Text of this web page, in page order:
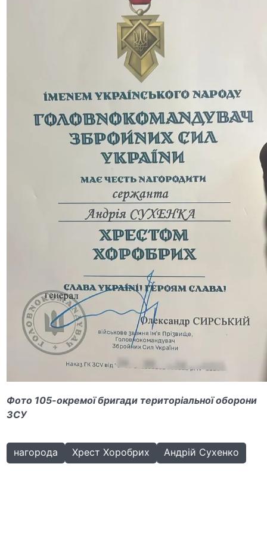
Фото 105-окремої бригади територіальної оборони
ЗСУ
нагорода Хрест Хоробрих Андрій Сухенко